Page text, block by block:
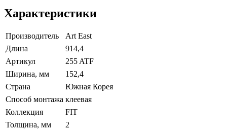
Характеристики
Производитель
Art East
Длина
914,4
Артикул
255 ATF
Ширина, мм
152,4
Страна
Южная Корея
Способ монтажа клеевая
Коллекция
FIT
Толщина, мм
2